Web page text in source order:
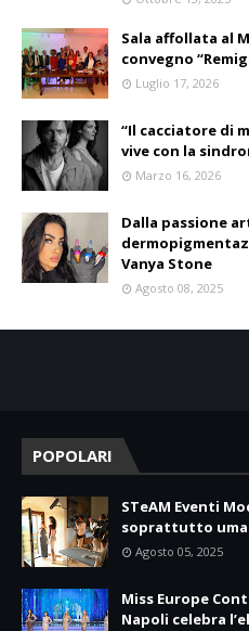
Sala affollata al
convegno
Luglio 17, 2026
“Il cacciatore di
vive con la
Marzo 16, 2026
Dalla passione
Vanya Stone
Agosto 08, 2025
POPOLARI
STeAM Eventi
soprattutto
Agosto 05, 2025
Miss Europe
Napoli celebra